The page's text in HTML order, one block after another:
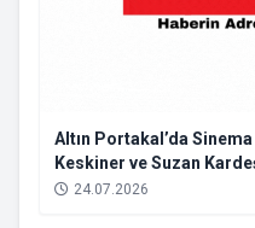
Altın Portakal’da
Keskiner ve Suzan
24.07.2026